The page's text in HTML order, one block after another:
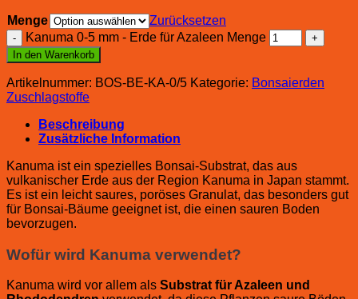
Menge
Zurücksetzen
Kanuma 0-5 mm - Erde für Azaleen Menge
In den Warenkorb
Artikelnummer: BOS-BE-KA-0/5 Kategorie: Bonsaierden
Zuschlagstoffe
Beschreibung
Zusätzliche Information
Kanuma ist ein spezielles Bonsai-Substrat, das aus
vulkanischer Erde aus der Region Kanuma in Japan stammt.
Es ist ein leicht saures, poröses Granulat, das besonders gut
für Bonsai-Bäume geeignet ist, die einen sauren Boden
bevorzugen.
Wofür wird Kanuma verwendet?
Kanuma wird vor allem als Substrat für Azaleen und